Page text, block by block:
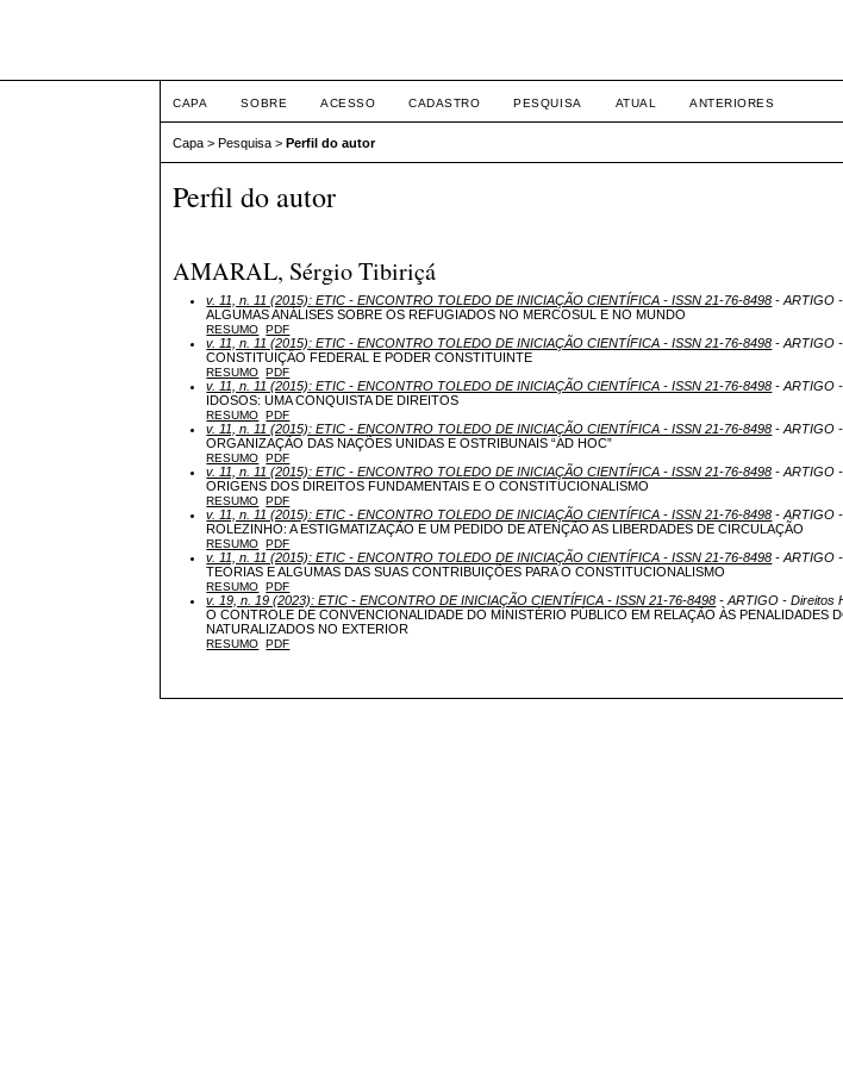
CAPA SOBRE ACESSO CADASTRO PESQUISA ATUAL ANTERIORES
Capa >Pesquisa >Perfil do autor
Perfil do autor
AMARAL, Sérgio Tibiriçá
v. 11, n. 11 (2015): ETIC - ENCONTRO TOLEDO DE INICIAÇÃO CIENTÍFICA - ISSN 21-76-8498 - ARTIGO
ALGUMAS ANÁLISES SOBRE OS REFUGIADOS NO MERCOSUL E NO MUNDO
RESUMO PDF
v. 11, n. 11 (2015): ETIC - ENCONTRO TOLEDO DE INICIAÇÃO CIENTÍFICA - ISSN 21-76-8498 - ARTIGO
CONSTITUIÇÂO FEDERAL E PODER CONSTITUINTE
RESUMO PDF
v. 11, n. 11 (2015): ETIC - ENCONTRO TOLEDO DE INICIAÇÃO CIENTÍFICA - ISSN 21-76-8498 - ARTIGO
IDOSOS: UMA CONQUISTA DE DIREITOS
RESUMO PDF
v. 11, n. 11 (2015): ETIC - ENCONTRO TOLEDO DE INICIAÇÃO CIENTÍFICA - ISSN 21-76-8498 - ARTIGO
ORGANIZAÇÃO DAS NAÇÕES UNIDAS E OSTRIBUNAIS “AD HOC”
RESUMO PDF
v. 11, n. 11 (2015): ETIC - ENCONTRO TOLEDO DE INICIAÇÃO CIENTÍFICA - ISSN 21-76-8498 - ARTIGO
ORIGENS DOS DIREITOS FUNDAMENTAIS E O CONSTITUCIONALISMO
RESUMO PDF
v. 11, n. 11 (2015): ETIC - ENCONTRO TOLEDO DE INICIAÇÃO CIENTÍFICA - ISSN 21-76-8498 - ARTIGO
ROLEZINHO: A ESTIGMATIZAÇÃO E UM PEDIDO DE ATENÇÃO AS LIBERDADES DE CIRCULAÇÃO
RESUMO PDF
v. 11, n. 11 (2015): ETIC - ENCONTRO TOLEDO DE INICIAÇÃO CIENTÍFICA - ISSN 21-76-8498 - ARTIGO
TEORIAS E ALGUMAS DAS SUAS CONTRIBUIÇÕES PARA O CONSTITUCIONALISMO
RESUMO PDF
v. 19, n. 19 (2023): ETIC - ENCONTRO DE INICIAÇÃO CIENTÍFICA - ISSN 21-76-8498 - ARTIGO - Direitos
O CONTROLE DE CONVENCIONALIDADE DO MINISTÉRIO PÚBLICO EM RELAÇÃO ÀS PENALIDADES
NATURALIZADOS NO EXTERIOR
RESUMO PDF